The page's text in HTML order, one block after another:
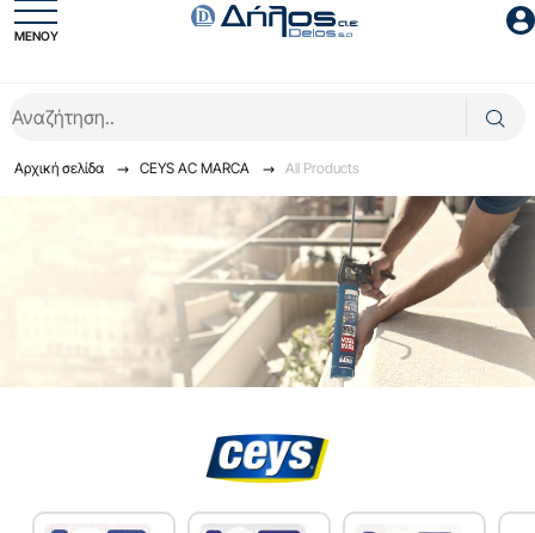
ΜΕΝΟΥ
Είσοδος
Ξέχασες το password;
Αρχική σελίδα CEYS AC MARCA All Products